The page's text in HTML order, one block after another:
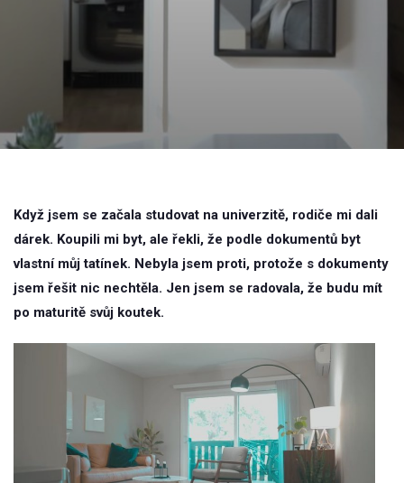
Když jsem se začala studovat na univerzitě, rodiče mi dali
dárek. Koupili mi byt, ale řekli, že podle dokumentů byt
vlastní můj tatínek. Nebyla jsem proti, protože s dokumenty
jsem řešit nic nechtěla. Jen jsem se radovala, že budu mít
po maturitě svůj koutek.